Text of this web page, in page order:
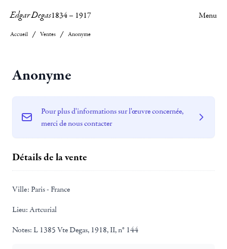
Edgar Degas1834– 1917 Menu
Accueil Ventes Anonyme
Anonyme
Pour plus d'informations sur l'œuvre concernée,
merci de nous contacter
Détails de la vente
Ville: Paris - France
Lieu: Artcurial
Notes: L 1385 Vte Degas, 1918, II, n° 144